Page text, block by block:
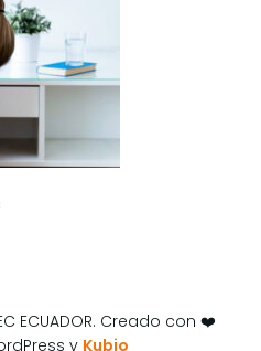
ECUADOR. Creado con ❤️
y Kubio